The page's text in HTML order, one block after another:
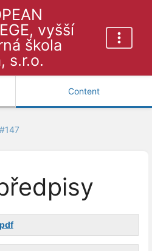
vyšší
škola
s.r.o.
Content